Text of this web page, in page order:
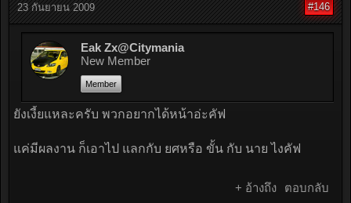
23 กันยายน 2009 #146
Eak Zx@Citymania
New Member
Member
ยังเงี้ยแหละครับ พวกอยากได้หน้าอ่ะคัฟ
แค่มีผลงาน ก็เอาไป แลกกับ ยศหรือ ขั้น กับ นาย ไงคัฟ
+ อ้างถึง ตอบกลับ